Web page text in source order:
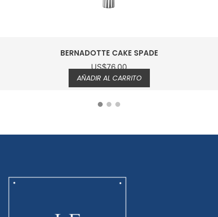
SKY CHEESE KNIFE STAINLESS STEEL
US$298.00
AÑADIR AL CARRITO